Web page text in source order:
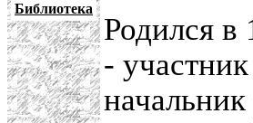
Библиотека
Родился в
-